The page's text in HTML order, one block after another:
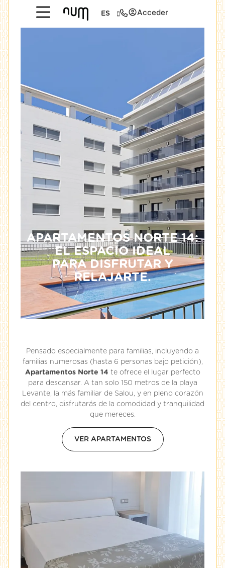
ES Acceder
APARTAMENTOS NORTE 14:
EL ESPACIO IDEAL
PARA DISFRUTAR Y
RELAJARTE.
Pensado especialmente para familias, incluyendo a
familias numerosas (hasta 6 personas bajo petición),
Apartamentos Norte 14 te ofrece el lugar perfecto
para descansar. A tan solo 150 metros de la playa
Levante, la más familiar de Salou, y en pleno corazón
del centro, disfrutarás de la comodidad y tranquilidad
que mereces.
VER APARTAMENTOS